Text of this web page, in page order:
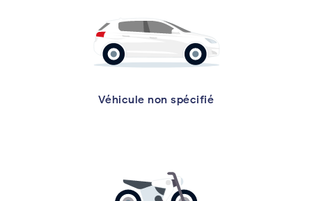
Véhicule non spécifié